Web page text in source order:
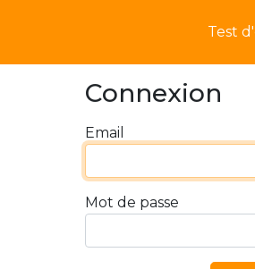
Test
Connexion
Email
Mot de passe